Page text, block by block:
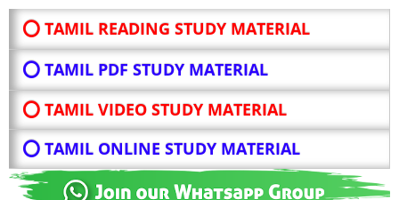
⭕ TAMIL READING STUDY MATERIAL
⭕ TAMIL PDF STUDY MATERIAL
⭕ TAMIL VIDEO STUDY MATERIAL
⭕ TAMIL ONLINE STUDY MATERIAL